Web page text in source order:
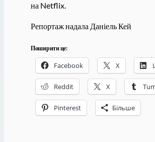
на Netflix.
Репортаж надала Даніель Кей
Поширити це:
Facebook X
Reddit X
Pinterest Більше